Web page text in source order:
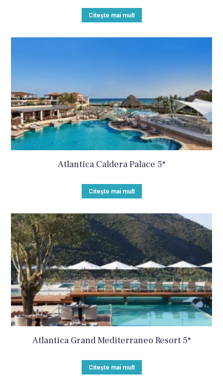
Citește mai mult
Atlantica Caldera Palace 5*
Citește mai mult
Atlantica Grand Mediterraneo Resort 5*
Citește mai mult